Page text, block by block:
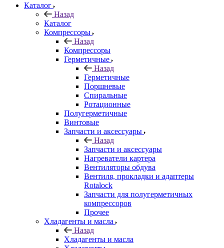
Каталог
Назад
Каталог
Компрессоры
Назад
Компрессоры
Герметичные
Назад
Герметичные
Поршневые
Спиральные
Ротационные
Полугерметичные
Винтовые
Запчасти и аксессуары
Назад
Запчасти и аксессуары
Нагреватели картера
Вентиляторы обдува
Вентиля, прокладки и адаптеры
Rotalock
Запчасти для полугерметичных
компрессоров
Прочее
Хладагенты и масла
Назад
Хладагенты и масла